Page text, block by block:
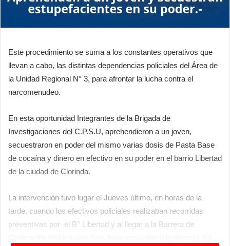
Este procedimiento se suma a los constantes operativos que
llevan a cabo, las distintas dependencias policiales del Área de
la Unidad Regional N° 3, para afrontar la lucha contra el
narcomenudeo.
En esta oportunidad Integrantes de la Brigada de
Investigaciones del C.P.S.U, aprehendieron a un joven,
secuestraron en poder del mismo varias dosis de Pasta Base
de cocaína y dinero en efectivo en su poder en el barrio Libertad
de la ciudad de Clorinda.
La intervención tuvo lugar el Jueves último, en horas de la
tarde, cuando los efectivos policiales realizaban recorridas
preventivas por el B° Libertad y al llegar a la Barrera de